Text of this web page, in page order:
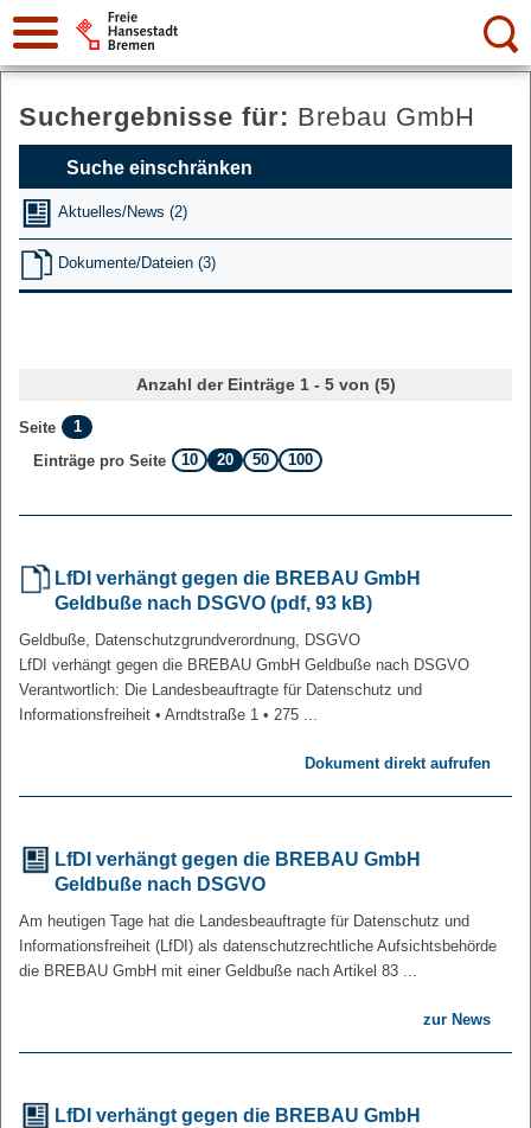
Suche:
Suchergebnisse für: Brebau GmbH
Suche einschränken
Aktuelles/News (2)
Dokumente/Dateien (3)
Anzahl der Einträge 1 - 5 von (5)
Seite
1
Einträge pro Seite
10 20 50 100
LfDI verhängt gegen die BREBAU GmbH
Geldbuße nach DSGVO (pdf, 93 kB)
Geldbuße, Datenschutzgrundverordnung, DSGVO
LfDI verhängt gegen die BREBAU GmbH Geldbuße nach DSGVO
Verantwortlich: Die Landesbeauftragte für Datenschutz und
Informationsfreiheit • Arndtstraße 1 • 275 ...
Dokument direkt aufrufen
LfDI verhängt gegen die BREBAU GmbH
Geldbuße nach DSGVO
Am heutigen Tage hat die Landesbeauftragte für Datenschutz und
Informationsfreiheit (LfDI) als datenschutzrechtliche Aufsichtsbehörde
die BREBAU GmbH mit einer Geldbuße nach Artikel 83 ...
zur News
LfDI verhängt gegen die BREBAU GmbH